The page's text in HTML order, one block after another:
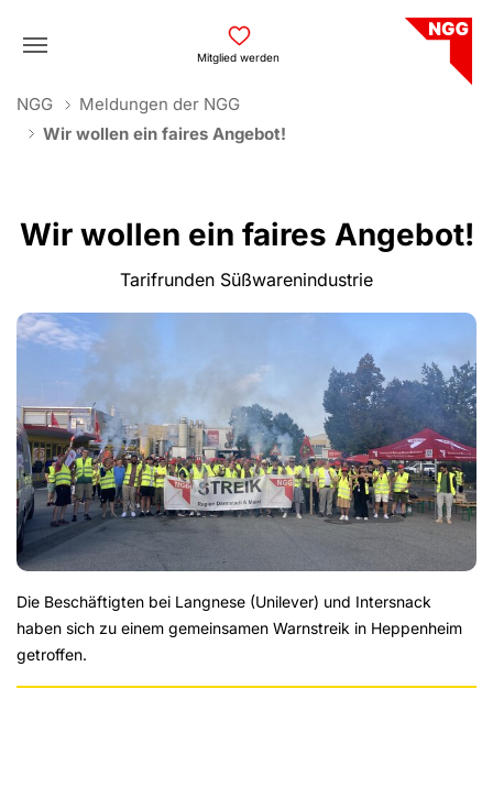
Mitglied werden
You are here:
NGG
Meldungen der NGG
Wir wollen ein faires Angebot!
Wir wollen ein faires Angebot!
Tarifrunden Süßwarenindustrie
Die Beschäftigten bei Langnese (Unilever) und Intersnack
haben sich zu einem gemeinsamen Warnstreik in Heppenheim
getroffen.